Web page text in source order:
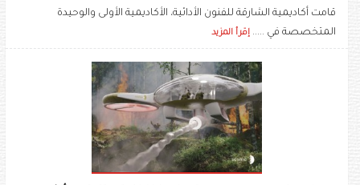
قامت أكاديمية الشارقة للفنون الأدائية، الأكاديمية الأولى والوحيدة
المتخصصة في ..... إقرأ المزيد